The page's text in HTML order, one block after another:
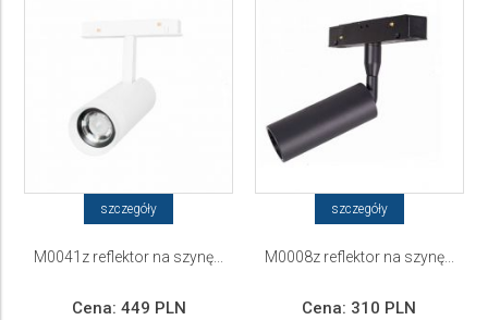
szczegóły
M0041z reflektor na szynę...
Cena: 449 PLN
szczegóły
M0008z reflektor na szynę...
Cena: 310 PLN